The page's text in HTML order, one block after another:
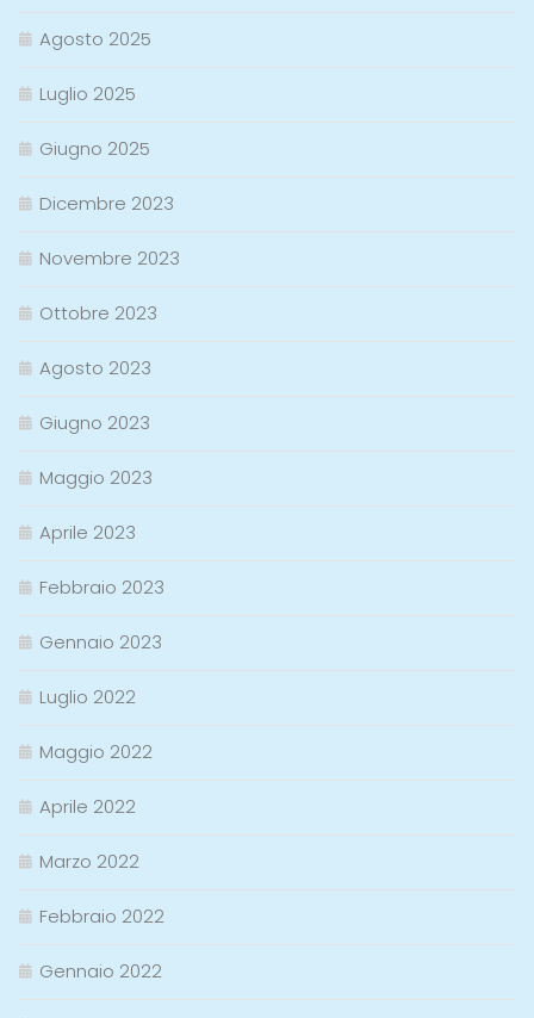
Agosto 2025
Luglio 2025
Giugno 2025
Dicembre 2023
Novembre 2023
Ottobre 2023
Agosto 2023
Giugno 2023
Maggio 2023
Aprile 2023
Febbraio 2023
Gennaio 2023
Luglio 2022
Maggio 2022
Aprile 2022
Marzo 2022
Febbraio 2022
Gennaio 2022